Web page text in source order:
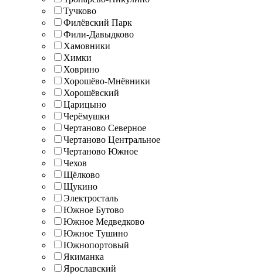
Тучково
Филёвский Парк
Фили-Давыдково
Хамовники
Химки
Ховрино
Хорошёво-Мнёвники
Хорошёвский
Царицыно
Черёмушки
Чертаново Северное
Чертаново Центральное
Чертаново Южное
Чехов
Щёлково
Щукино
Электросталь
Южное Бутово
Южное Медведково
Южное Тушино
Южнопортовый
Якиманка
Ярославский